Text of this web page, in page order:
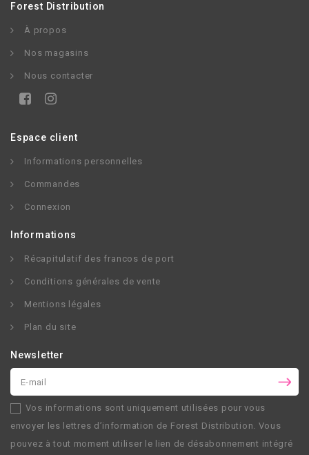
Forest Distribution
À propos
Nos magasins
Nous contacter
Espace client
Informations personnelles
Commandes
Connexion
Informations
Récapitulatif des francos de port
Conditions générales de vente
Mentions légales
Plan du site
Newsletter
Vos informations sont uniquement utilisées pour vous
envoyer les lettres d’information de Forest Distribution. Vous
pouvez à tout moment utiliser le lien de désabonnement intégré